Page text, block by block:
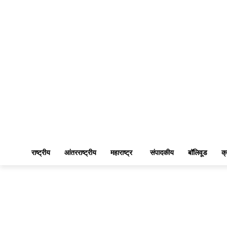
राष्ट्रीय आंतरराष्ट्रीय महाराष्ट्र संपादकीय बॉलिवूड